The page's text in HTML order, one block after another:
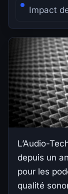
Impact
L’Audio-
depuis un
pour les
qualité